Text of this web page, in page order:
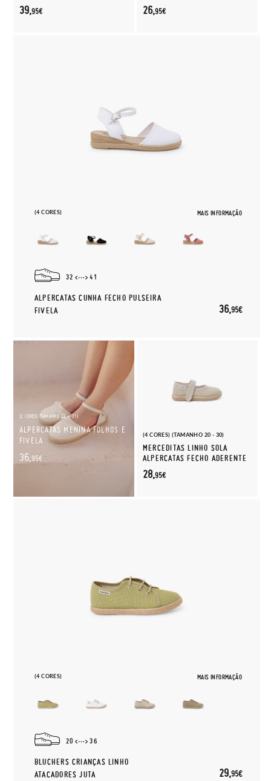
39,95€ 26,95€
(4 CORES) MAIS INFORMAÇÃO
32 41
ALPERCATAS CUNHA FECHO PULSEIRA
FIVELA
36,95€
(2 CORES) (TAMANHO 22 - 31)
ALPERCATAS MENINA FOLHOS E
FIVELA
36, 95€
(4 CORES) (TAMANHO 20 - 30)
MERCEDITAS LINHO SOLA
ALPERCATAS FECHO ADERENTE
28,95€
(4 CORES) MAIS INFORMAÇÃO
20 36
BLUCHERS CRIANÇAS LINHO
ATACADORES JUTA
29,95€